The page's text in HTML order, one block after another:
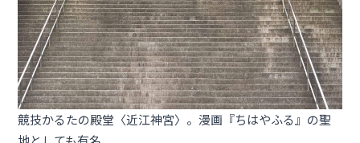
競技かるたの殿堂〈近江神宮〉。漫画『ちはやふる』の聖